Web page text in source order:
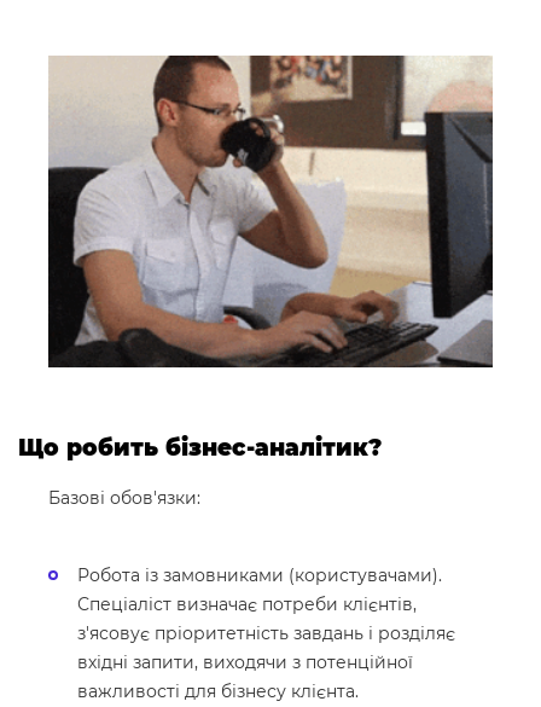
Що робить бізнес-аналітик?
Базові обов'язки:
Робота із замовниками (користувачами).
Спеціаліст визначає потреби клієнтів,
з'ясовує пріоритетність завдань і розділяє
вхідні запити, виходячи з потенційної
важливості для бізнесу клієнта.